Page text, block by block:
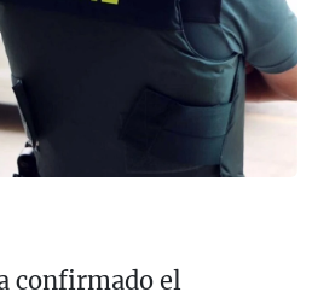
confirmado el